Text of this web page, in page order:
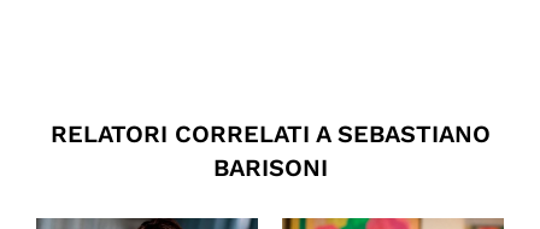
RELATORI CORRELATI A SEBASTIANO
BARISONI